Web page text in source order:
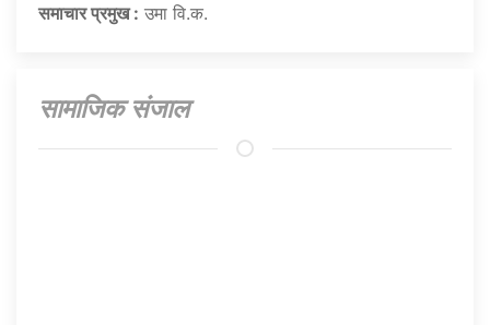
समाचार प्रमुख : उमा वि.क.
सामाजिक संजाल